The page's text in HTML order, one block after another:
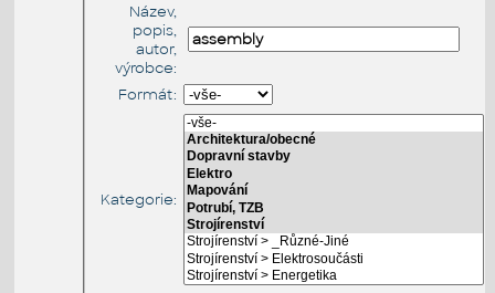
Název,
popis,
autor,
výrobce:
Formát:
Kategorie: